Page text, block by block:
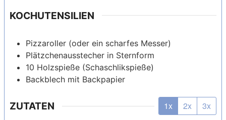
KOCHUTENSILIEN
Pizzaroller (oder ein scharfes Messer)
Plätzchenausstecher in Sternform
10 Holzspieße (Schaschlikspieße)
Backblech mit Backpapier
ZUTATEN 1x 2x 3x